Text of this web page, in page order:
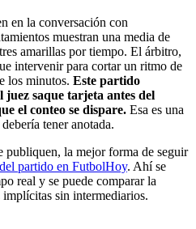
en la conversación con
muestran una media de
amarillas por tiempo. El árbitro,
intervenir para cortar un ritmo de
los minutos. Este partido
juez saque tarjeta antes del
el conteo se dispare. Esa es una
tener anotada.
publiquen, la mejor forma de seguir
partido en FutbolHoy. Ahí se
real y se puede comparar la
sin intermediarios.